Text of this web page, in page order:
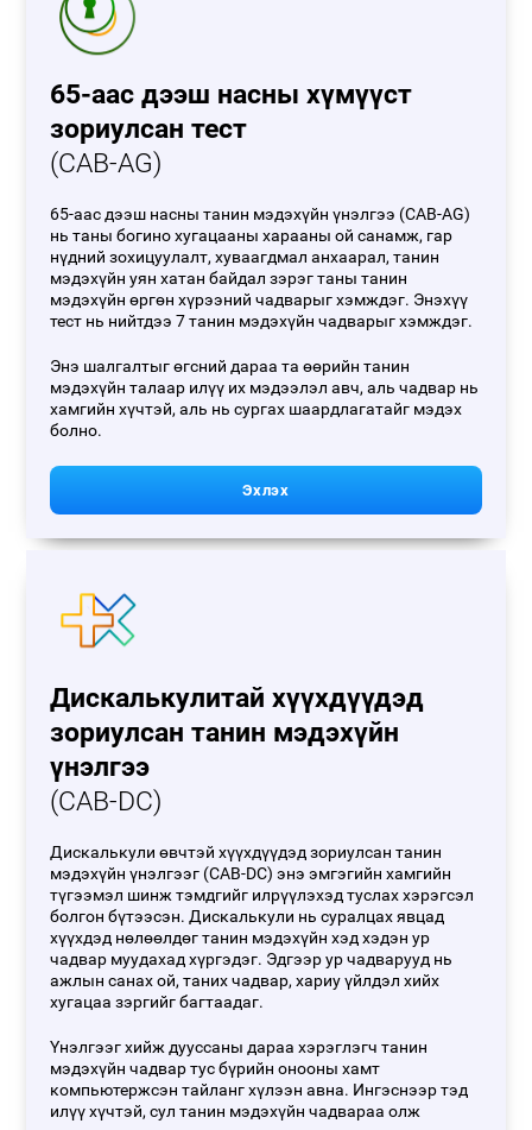
65-аас дээш насны хүмүүст
зориулсан тест
(CAB-AG)
65-аас дээш насны танин мэдэхүйн үнэлгээ (CAB-AG)
нь таны богино хугацааны харааны ой санамж, гар
нүдний зохицуулалт, хуваагдмал анхаарал, танин
мэдэхүйн уян хатан байдал зэрэг таны танин
мэдэхүйн өргөн хүрээний чадварыг хэмждэг. Энэхүү
тест нь нийтдээ 7 танин мэдэхүйн чадварыг хэмждэг.
Энэ шалгалтыг өгсний дараа та өөрийн танин
мэдэхүйн талаар илүү их мэдээлэл авч, аль чадвар нь
хамгийн хүчтэй, аль нь сургах шаардлагатайг мэдэх
болно.
Эхлэх
Дискалькулитай хүүхдүүдэд
зориулсан танин мэдэхүйн
үнэлгээ
(CAB-DC)
Дискалькули өвчтэй хүүхдүүдэд зориулсан танин
мэдэхүйн үнэлгээг (CAB-DC) энэ эмгэгийн хамгийн
түгээмэл шинж тэмдгийг илрүүлэхэд туслах хэрэгсэл
болгон бүтээсэн. Дискалькули нь суралцах явцад
хүүхдэд нөлөөлдөг танин мэдэхүйн хэд хэдэн ур
чадвар муудахад хүргэдэг. Эдгээр ур чадварууд нь
ажлын санах ой, таних чадвар, хариу үйлдэл хийх
хугацаа зэргийг багтаадаг.
Үнэлгээг хийж дууссаны дараа хэрэглэгч танин
мэдэхүйн чадвар тус бүрийн онооны хамт
компьютержсэн тайланг хүлээн авна. Ингэснээр тэд
илүү хүчтэй, сул танин мэдэхүйн чадвараа олж